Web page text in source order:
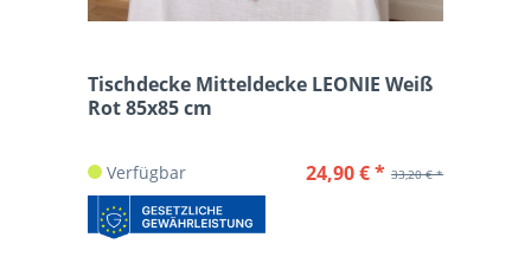
Tischdecke Mitteldecke LEONIE Weiß
Rot 85x85 cm
Verfügbar 33,20 € *
24,90 € *